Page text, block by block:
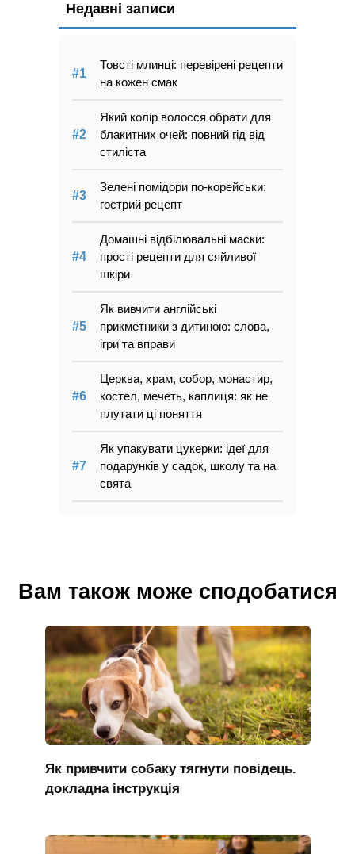
Недавні записи
Товсті млинці: перевірені рецепти
на кожен смак
Який колір волосся обрати для
блакитних очей: повний гід від
стиліста
Зелені помідори по-корейськи:
гострий рецепт
Домашні відбілювальні маски:
прості рецепти для сяйливої
шкіри
Як вивчити англійські
прикметники з дитиною: слова,
ігри та вправи
Церква, храм, собор, монастир,
костел, мечеть, каплиця: як не
плутати ці поняття
Як упакувати цукерки: ідеї для
подарунків у садок, школу та на
свята
Вам також може сподобатися
Як привчити собаку тягнути повідець.
докладна інструкція